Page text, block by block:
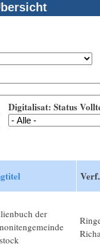
Digitalisat: Status
der